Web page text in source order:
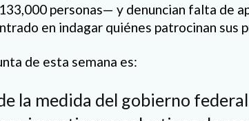
personas— y denuncian falta de
en indagar quiénes patrocinan sus
de esta semana es:
la medida del gobierno